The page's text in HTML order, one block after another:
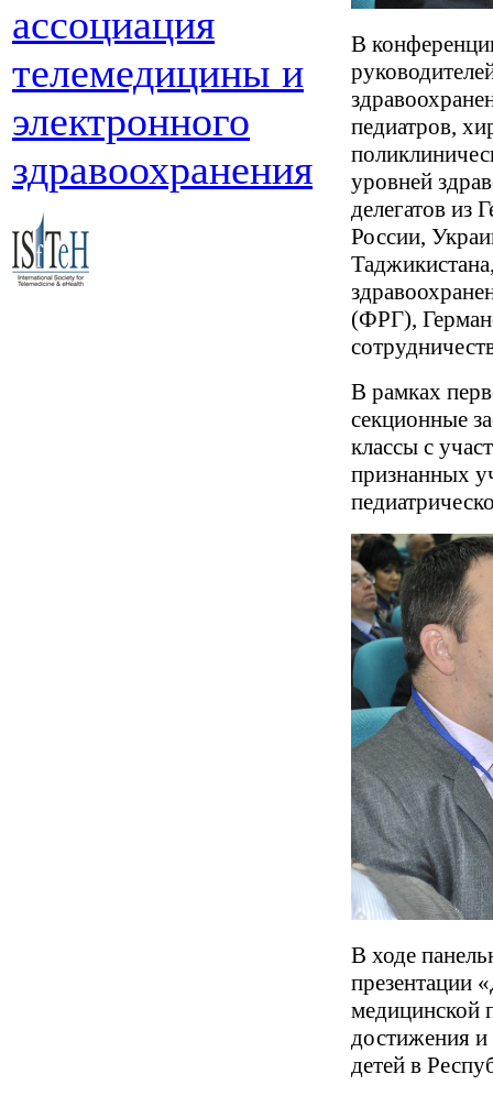
ассоциация
телемедицины и
электронного
здравоохранения
В
педиатров,
уровней
делегатов
России,
(ФРГ),
В рамках
секционные
классы с
признанных
В ходе
презентации
медицинской
достижения и
детей в